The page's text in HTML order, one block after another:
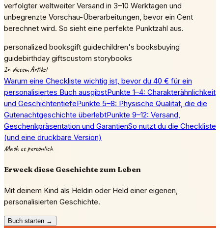
verfolgter weltweiter Versand in 3–10 Werktagen und
unbegrenzte Vorschau-Überarbeitungen, bevor ein Cent
berechnet wird. So sieht eine perfekte Punktzahl aus.
personalized booksgift guidechildren's booksbuying
guidebirthday giftscustom storybooks
In diesem Artikel
Warum eine Checkliste wichtig ist, bevor du 40 € für ein
personalisiertes Buch ausgibstPunkte 1–4: Charakterähnlichkeit
und GeschichtentiefePunkte 5–8: Physische Qualität, die die
Gutenachtgeschichte überlebtPunkte 9–12: Versand,
Geschenkpräsentation und GarantienSo nutzt du die Checkliste
(und eine druckbare Version)
Mach es persönlich
Erweck diese Geschichte zum Leben
Mit deinem Kind als Heldin oder Held einer eigenen,
personalisierten Geschichte.
Buch starten →